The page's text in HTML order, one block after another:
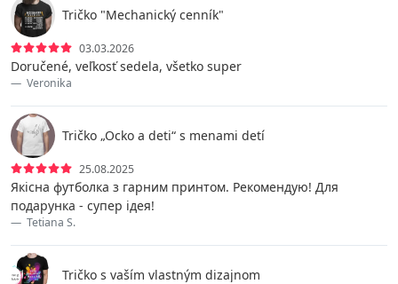
Tričko "Mechanický cenník"
03.03.2026
Doručené, veľkosť sedela, všetko super
Veronika
Tričko „Ocko a deti“ s menami detí
25.08.2025
Якісна футболка з гарним принтом. Рекомендую! Для
подарунка - супер ідея!
Tetiana S.
Tričko s vaším vlastným dizajnom